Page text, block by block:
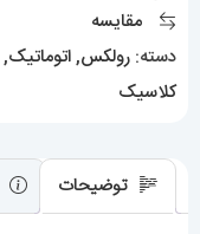
ROLEX
DATEJUST
مقایسه
دسته: رولکس,اتوماتیک,
کلاسیک
توضیحات